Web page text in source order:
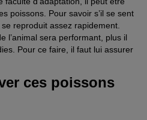
poissons. Pour savoir s’il se sent
se reproduit assez rapidement.
l’animal sera performant, plus il
Pour ce faire, il faut lui assurer
ces poissons